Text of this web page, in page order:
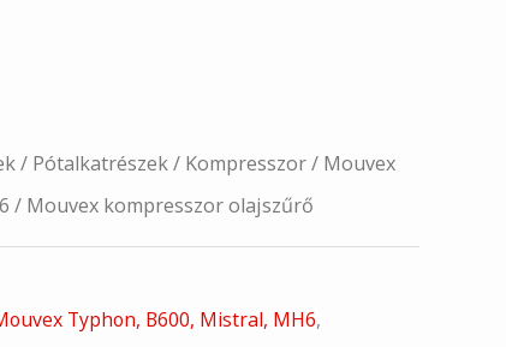
/ Pótalkatrészek/ Kompresszor/ Mouvex
/ Mouvex kompresszor olajszűrő
Typhon, B600, Mistral, MH6,